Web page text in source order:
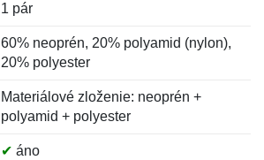
1 pár
60% neoprén, 20% polyamid (nylon),
20% polyester
Materiálové zloženie: neoprén +
polyamid + polyester
✔ áno